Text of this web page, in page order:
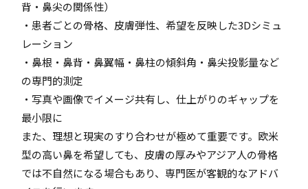
背・鼻尖の関係性）
・患者ごとの骨格、皮膚弾性、希望を反映した3Dシミュ
レーション
・鼻根・鼻背・鼻翼幅・鼻柱の傾斜角・鼻尖投影量など
の専門的測定
・写真や画像でイメージ共有し、仕上がりのギャップを
最小限に
また、理想と現実のすり合わせが極めて重要です。欧米
型の高い鼻を希望しても、皮膚の厚みやアジア人の骨格
では不自然になる場合もあり、専門医が客観的なアドバ